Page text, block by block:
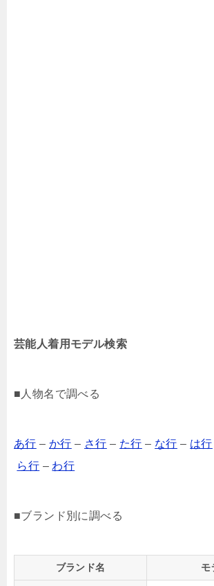
芸能人着用モデル検索
■人物名で調べる
あ行 –か行 – さ行 – た行 – な行 – は行
ら行 – わ行
■ブランド別に調べる
ブランド名 モ